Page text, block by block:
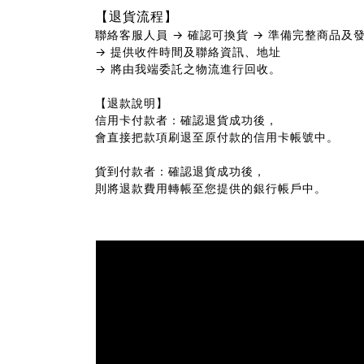
【退貨流程】
聯絡客服人員 → 確認可換貨 → 準備完整商品及
→ 提供收件時間及聯絡資訊、地址
→ 將由我端委託之物流進行回收。
【退款說明】
信用卡付款者：確認退貨成功後，
會直接把款項刷退至原付款的信用卡帳號中。
貨到付款者：確認退貨成功後，
則將退款費用轉帳至您提供的銀行帳戶中。